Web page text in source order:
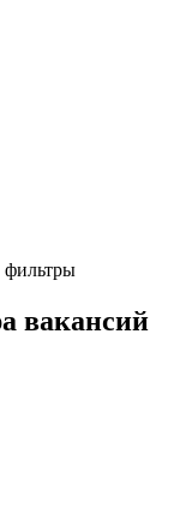
фильтры
вакансий